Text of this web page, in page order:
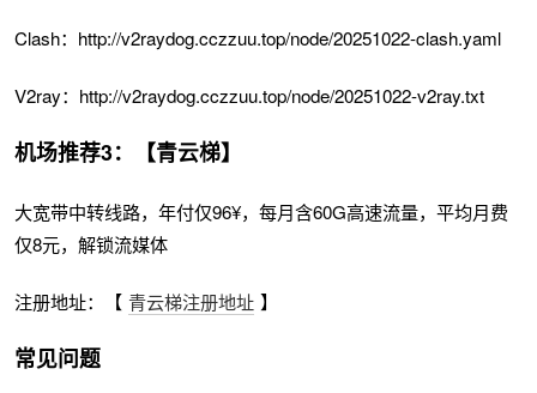
Clash：http://v2raydog.cczzuu.top/node/20251022-clash.yaml
V2ray：http://v2raydog.cczzuu.top/node/20251022-v2ray.txt
机场推荐3：【青云梯】
大宽带中转线路，年付仅96¥，每月含60G高速流量，平均月费
仅8元，解锁流媒体
注册地址：【 青云梯注册地址 】
常见问题